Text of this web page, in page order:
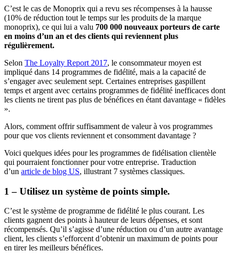
C’est le cas de Monoprix qui a revu ses récompenses à la hausse
(10% de réduction tout le temps sur les produits de la marque
monoprix), ce qui lui a valu 700 000 nouveaux porteurs de carte
en moins d’un an et des clients qui reviennent plus
régulièrement.
Selon The Loyalty Report 2017, le consommateur moyen est
impliqué dans 14 programmes de fidélité, mais a la capacité de
s’engager avec seulement sept. Certaines entreprises gaspillent
temps et argent avec certains programmes de fidélité inefficaces dont
les clients ne tirent pas plus de bénéfices en étant davantage « fidèles
».
Alors, comment offrir suffisamment de valeur à vos programmes
pour que vos clients reviennent et consomment davantage ?
Voici quelques idées pour les programmes de fidélisation clientèle
qui pourraient fonctionner pour votre entreprise. Traduction
d’un article de blog US, illustrant 7 systèmes classiques.
1 – Utilisez un système de points simple.
C’est le système de programme de fidélité le plus courant. Les
clients gagnent des points à hauteur de leurs dépenses, et sont
récompensés. Qu’il s’agisse d’une réduction ou d’un autre avantage
client, les clients s’efforcent d’obtenir un maximum de points pour
en tirer les meilleurs bénéfices.